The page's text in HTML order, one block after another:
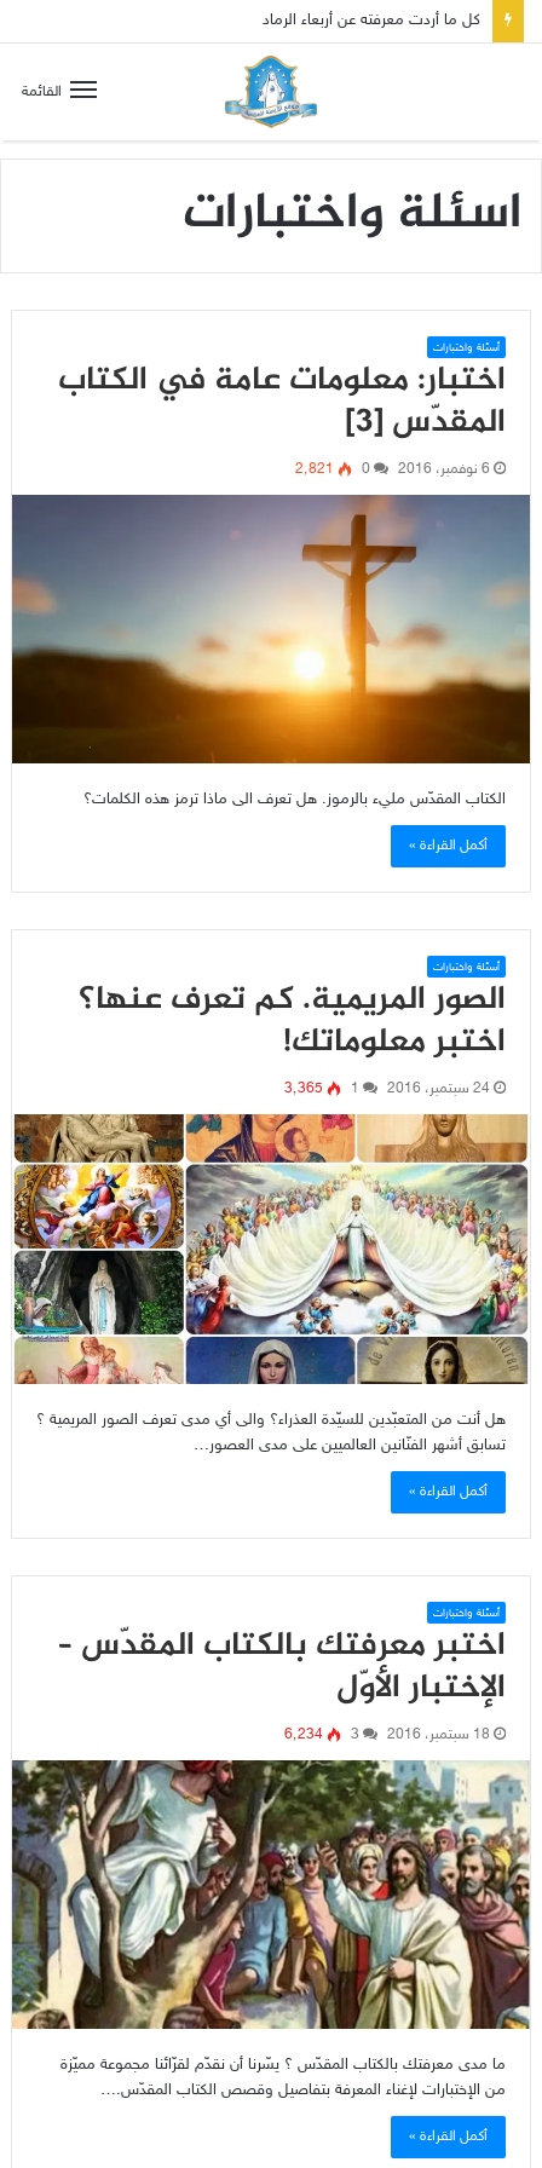
القائمة
اسئلة واختبارات
أسئلة واختبارات
اختبار: معلومات عامة في الكتاب
المقدّس [3]
6 نوفمبر، 2016 0 2٬821
الكتاب المقدّس مليء بالرموز. هل تعرف الى ماذا ترمز هذه الكلمات؟
أكمل القراءة »
أسئلة واختبارات
الصور المريمية. كم تعرف عنها؟
اختبر معلوماتك!
24 سبتمبر، 2016 1 3٬365
هل أنت من المتعبّدين للسيّدة العذراء؟ والى أي مدى تعرف الصور المريمية ؟
تسابق أشهر الفنّانين العالميين على مدى العصور…
أكمل القراءة »
أسئلة واختبارات
اختبر معرفتك بالكتاب المقدّس –
الإختبار الأوّل
18 سبتمبر، 2016 3 6٬234
ما مدى معرفتك بالكتاب المقدّس ؟ يسّرنا أن نقدّم لقرّائنا مجموعة مميّزة
من الإختبارات لإغناء المعرفة بتفاصيل وقصص الكتاب المقدّس.…
أكمل القراءة »